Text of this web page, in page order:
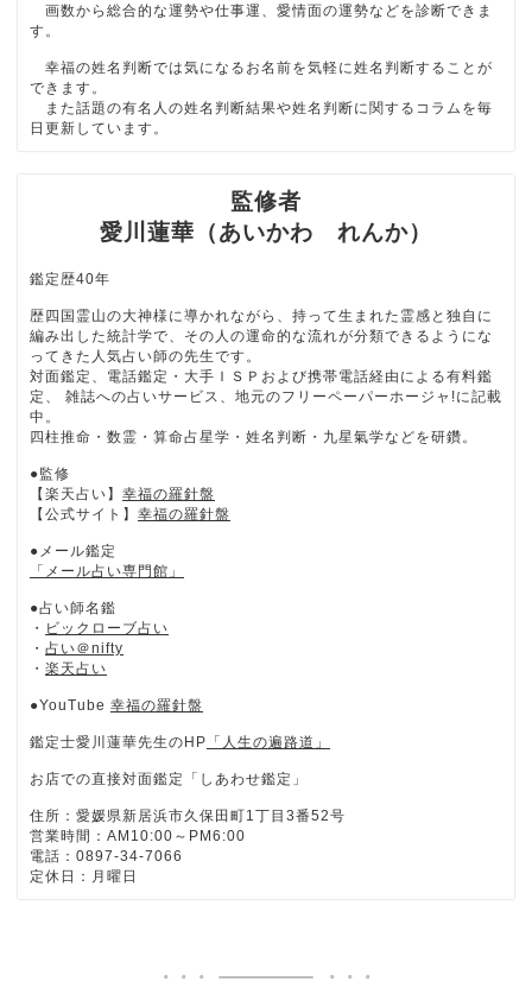
画数から総合的な運勢や仕事運、愛情面の運勢などを診断できま
す。
幸福の姓名判断では気になるお名前を気軽に姓名判断することが
できます。
また話題の有名人の姓名判断結果や姓名判断に関するコラムを毎
日更新しています。
監修者
愛川蓮華（あいかわ れんか）
鑑定歴40年
歴四国霊山の大神様に導かれながら、持って生まれた霊感と独自に
編み出した統計学で、その人の運命的な流れが分類できるようにな
ってきた人気占い師の先生です。
対面鑑定、電話鑑定・大手ＩＳＰおよび携帯電話経由による有料鑑
定、 雑誌への占いサービス、地元のフリーペーパーホージャ!に記載
中。
四柱推命・数霊・算命占星学・姓名判断・九星氣学などを研鑽。
●監修
【楽天占い】 幸福の羅針盤
【公式サイト】 幸福の羅針盤
●メール鑑定
「メール占い専門館」
●占い師名鑑
・ ビックローブ占い
・ 占い＠nifty
・ 楽天占い
●YouTube 幸福の羅針盤
鑑定士愛川蓮華先生のHP 「人生の遍路道」
お店での直接対面鑑定「しあわせ鑑定」
住所：愛媛県新居浜市久保田町1丁目3番52号
営業時間：AM10:00～PM6:00
電話：0897-34-7066
定休日：月曜日